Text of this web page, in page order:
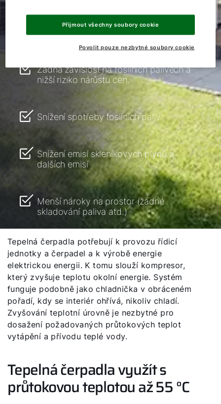
Žádná závislost na fosilních palivech a
nižší riziko nárůstu cen.
Snížení spotřeby fosilních paliv
Snížení emisí skleníkových plynů a
dalších emisí
Menší nároky na prostor (žádné
skladování paliva atd.)
Tepelná čerpadla potřebují k provozu řídicí
jednotky a čerpadel a k výrobě energie
elektrickou energii. K tomu slouží kompresor,
který zvyšuje teplotu okolní energie. Systém
funguje podobně jako chladnička v obráceném
pořadí, kdy se interiér ohřívá, nikoliv chladí.
Zvyšování teplotní úrovně je nezbytné pro
dosažení požadovaných průtokových teplot
vytápění a přívodu teplé vody.
Tepelná čerpadla využít s
průtokovou teplotou až 55 °C
Povolit pouze nezbytné soubory cookie
Přijmout všechny soubory cookie